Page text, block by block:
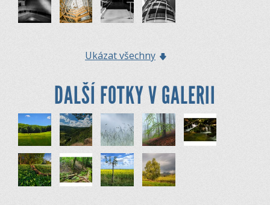
Ukázat všechny
DALŠÍ FOTKY V GALERII